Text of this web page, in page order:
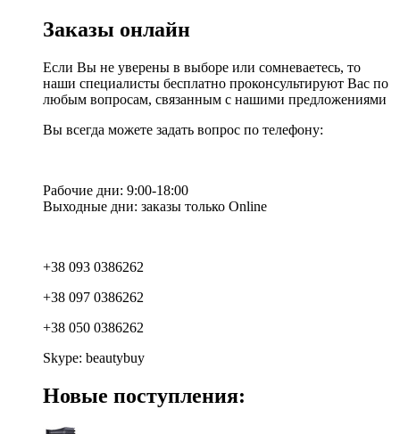
Заказы онлайн
Если Вы не уверены в выборе или сомневаетесь, то
наши специалисты бесплатно проконсультируют Вас по
любым вопросам, связанным с нашими предложениями
Вы всегда можете задать вопрос по телефону:
Рабочие дни: 9:00-18:00
Выходные дни: заказы только Online
+38 093 0386262
+38 097 0386262
+38 050 0386262
Skype: beautybuy
Новые поступления: